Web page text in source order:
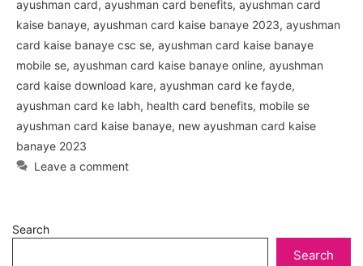
ayushman card, ayushman card benefits, ayushman card
kaise banaye, ayushman card kaise banaye 2023, ayushman
card kaise banaye csc se, ayushman card kaise banaye
mobile se, ayushman card kaise banaye online, ayushman
card kaise download kare, ayushman card ke fayde,
ayushman card ke labh, health card benefits, mobile se
ayushman card kaise banaye, new ayushman card kaise
banaye 2023
Leave a comment
Search
Search